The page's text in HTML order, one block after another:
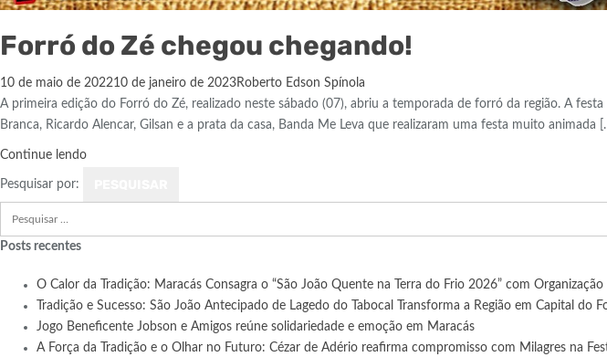
Forró do Zé chegou chegando!
10 de maio de 202210 de janeiro de 2023Roberto Edson Spínola
A primeira edição do Forró do Zé, realizado neste sábado (07), abriu a temporada de forró da região. A
Branca, Ricardo Alencar, Gilsan e a prata da casa, Banda Me Leva que realizaram uma festa muito animada
Continue lendo
Pesquisar por:
Posts recentes
O Calor da Tradição: Maracás Consagra o “São João Quente na Terra do Frio 2026” com
Tradição e Sucesso: São João Antecipado de Lagedo do Tabocal Transforma a Região em Capital do
Jogo Beneficente Jobson e Amigos reúne solidariedade e emoção em Maracás
A Força da Tradição e o Olhar no Futuro: Cézar de Adério reafirma compromisso com Milagres na